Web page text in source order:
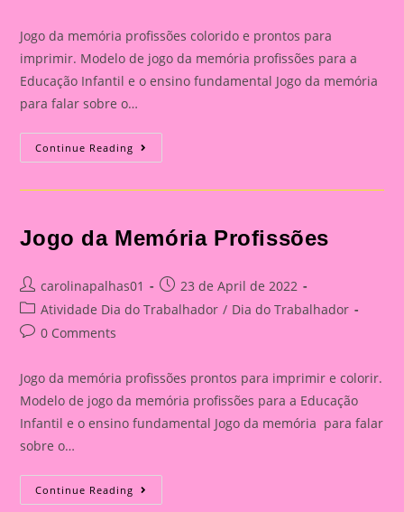
Jogo da memória profissões colorido e prontos para
imprimir. Modelo de jogo da memória profissões para a
Educação Infantil e o ensino fundamental Jogo da memória
para falar sobre o…
Continue Reading Jogo
Da
Profissões
Jogo da Memória Profissões
Post
author:
carolinapalhas01
Post
published:
23 de April de 2022
Post
category:
Atividade Dia do Trabalhador / Dia do Trabalhador
Post0 Comments
Jogo da memória profissões prontos para imprimir e colorir.
Modelo de jogo da memória profissões para a Educação
Infantil e o ensino fundamental Jogo da memória para falar
sobre o…
Continue Reading Jogo
Da